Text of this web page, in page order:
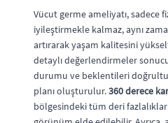
Vücut germe ameliyatı, sadece
iyileştirmekle kalmaz, aynı
artırarak yaşam kalitesini
detaylı değerlendirmeler
durumu ve beklentileri
planı oluşturulur.360 derece
bölgesindeki tüm deri